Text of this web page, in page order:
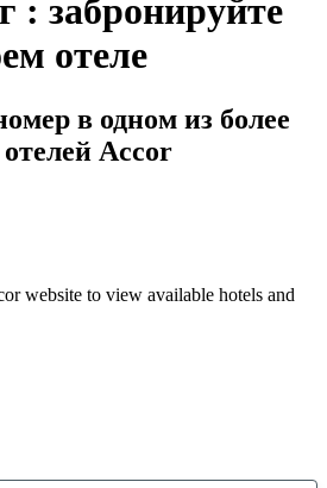
: забронируйте
отеле
в одном из более
Accor
website to view available hotels and